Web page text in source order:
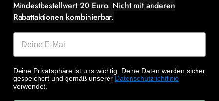
Mindestbestellwert 20 Euro. Nicht mit anderen
Rabattaktionen kombinierbar.
Deine Privatsphäre ist uns wichtig. Deine Daten werden sicher
gespeichert und gemäß unserer Datenschutzrichtlinie
verwendet.